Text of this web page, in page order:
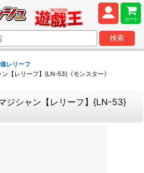
カート
検索
レリーフ
ン【レリーフ】{LN-53}《モンスター》
ジシャン【レリーフ】{LN-53}